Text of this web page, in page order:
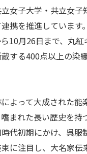
女子大学・共立女
携を推進しています
10月26日まで、丸
する400点以上の染
よって大成された
まれた長い歴史を
代初期にかけ、呉
に注目し、大名家